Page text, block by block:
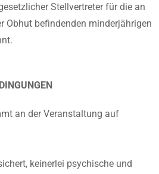
Stellvertreter für die an
Obhut befindenden minderjährigen
an der Veranstaltung auf
keinerlei psychische und